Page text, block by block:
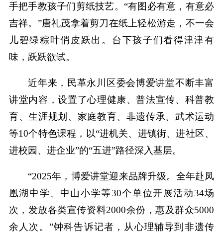
手把手教孩子们剪纸技艺。“有图必有意，有意必
吉祥。”唐礼茂拿着剪刀在纸上轻松游走，不一会
儿碧绿粽叶俏皮跃出。台下孩子们看得津津有
味，跃跃欲试。
近年来，民革永川区委会博爱讲堂不断丰富
讲堂内容，设置了心理健康、普法宣传、科普教
育、生涯规划、家庭教育、非遗传承、武术运动
等10个特色课程，以“进机关、进镇街、进社区、
进校园、进企业”的“五进”路径深入基层。
“2025年，博爱讲堂迎来品牌升级。全年赴凤
凰湖中学、中山小学等30个单位开展活动34场
次，发放各类宣传资料2000余份，惠及群众5000
余人次。”钟科告诉记者，从心理辅导到非遗传